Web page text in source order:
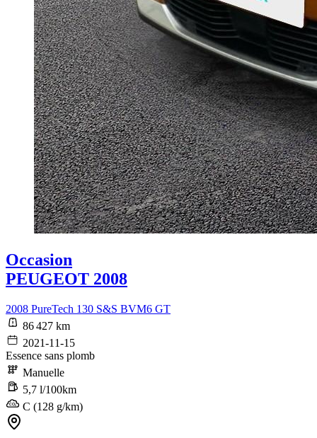
Occasion
PEUGEOT 2008
2008 PureTech 130 S&S BVM6 GT
86 427 km
2021-11-15
Essence sans plomb
Manuelle
5,7 l/100km
C (128 g/km)